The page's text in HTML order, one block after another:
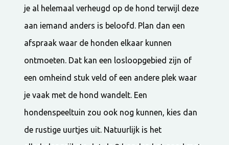
je al helemaal verheugd op de hond terwijl deze
aan iemand anders is beloofd. Plan dan een
afspraak waar de honden elkaar kunnen
ontmoeten. Dat kan een losloopgebied zijn of
een omheind stuk veld of een andere plek waar
je vaak met de hond wandelt. Een
hondenspeeltuin zou ook nog kunnen, kies dan
de rustige uurtjes uit. Natuurlijk is het